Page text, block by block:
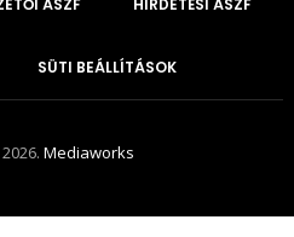
ÁSZF HIRDETÉSI ÁSZF
SÜTI BEÁLLÍTÁSOK
Mediaworks